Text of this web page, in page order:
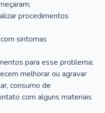
procedimentos
sintomas
para esse problema;
melhorar ou agravar
consumo de
com alguns materiais